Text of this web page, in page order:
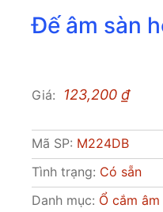
Đế âm sàn
Giá: 123,200 ₫
Mã SP: M224DB
Tình trạng: Có sẵn
Danh mục: Ổ cắm âm